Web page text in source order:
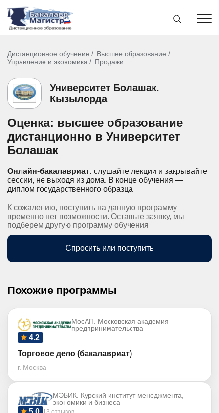
Дистанционное обучение
Высшее образование
Управление и экономика
Продажи
Университет Болашак.
Кызылорда
Оценка: высшее образование
дистанционно в Университет
Болашак
Онлайн-бакалавриат: слушайте лекции и закрывайте
сессии, не выходя из дома. В конце обучения —
диплом государственного образца
К сожалению, поступить на данную программу
временно нет возможности. Оставьте заявку, мы
подберем другую программу обучения
Спросить или поступить
Похожие программы
МосАП. Московская академия
предпринимательства
4.2
Торговое дело (бакалавриат)
г. Москва
МЭБИК. Курский институт менеджмента,
экономики и бизнеса
13 отзывов
5.0